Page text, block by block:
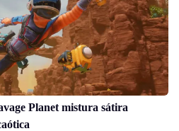
Planet mistura sátira